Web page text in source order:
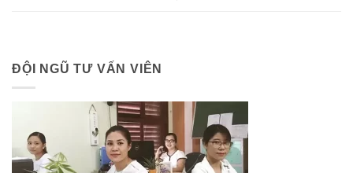
ĐỘI NGŨ TƯ VẤN VIÊN